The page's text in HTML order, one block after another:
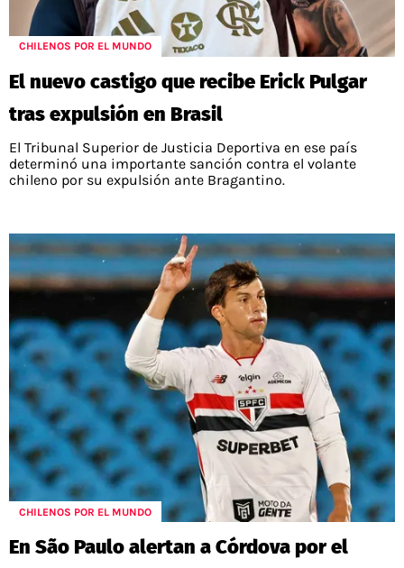
CHILENOS POR EL MUNDO
El nuevo castigo que recibe Erick Pulgar
tras expulsión en Brasil
El Tribunal Superior de Justicia Deportiva en ese país
determinó una importante sanción contra el volante
chileno por su expulsión ante Bragantino.
CHILENOS POR EL MUNDO
En São Paulo alertan a Córdova por el